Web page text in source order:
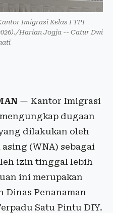
Imigrasi Kelas I TPI
Harian Jogja -- Catur Dwi
— Kantor Imigrasi
dugaan
dilakukan oleh
(WNA) sebagai
izin tinggal lebih
ini merupakan
Dinas Penanaman
Satu Pintu DIY.